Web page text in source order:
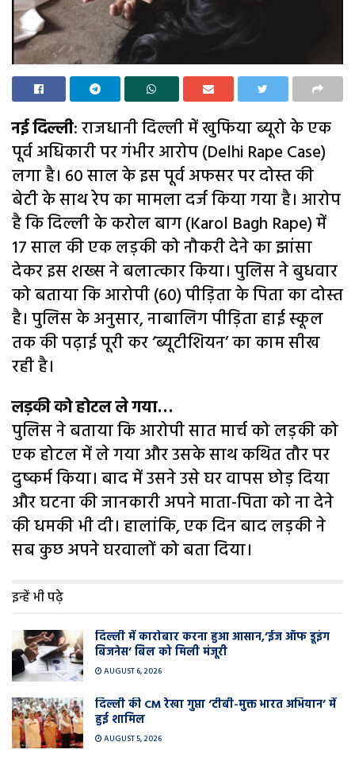
नई दिल्ली: राजधानी दिल्ली में खुफिया ब्यूरो के एक
पूर्व अधिकारी पर गंभीर आरोप (Delhi Rape Case)
लगा है। 60 साल के इस पूर्व अफसर पर दोस्त की
बेटी के साथ रेप का मामला दर्ज किया गया है। आरोप
है कि दिल्ली के करोल बाग (Karol Bagh Rape) में
17 साल की एक लड़की को नौकरी देने का झांसा
देकर इस शख्स ने बलात्कार किया। पुलिस ने बुधवार
को बताया कि आरोपी (60) पीड़िता के पिता का दोस्त
है। पुलिस के अनुसार, नाबालिग पीड़िता हाई स्कूल
तक की पढ़ाई पूरी कर ‘ब्यूटीशियन’ का काम सीख
रही है।
लड़की को होटल ले गया…
पुलिस ने बताया कि आरोपी सात मार्च को लड़की को
एक होटल में ले गया और उसके साथ कथित तौर पर
दुष्कर्म किया। बाद में उसने उसे घर वापस छोड़ दिया
और घटना की जानकारी अपने माता-पिता को ना देने
की धमकी भी दी। हालांकि, एक दिन बाद लड़की ने
सब कुछ अपने घरवालों को बता दिया।
इन्हें भी पढ़े
दिल्ली में कारोबार करना हुआ आसान,’ईज ऑफ डूइंग
बिजनेस’ बिल को मिली मंजूरी
AUGUST 6, 2026
दिल्ली की CM रेखा गुप्ता ‘टीबी-मुक्त भारत अभियान’ में
हुई शामिल
AUGUST 5, 2026